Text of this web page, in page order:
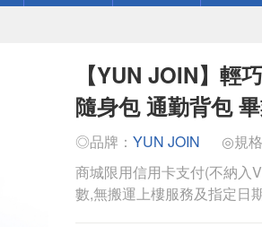
【YUN JOIN】輕
隨身包 通勤背包
◎品牌： YUN JOIN ◎規
商城限用信用卡支付(不納入
數,無搬運上樓服務及指定日